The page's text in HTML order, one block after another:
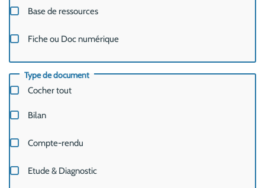
Base de ressources
Fiche ou Doc numérique
Type de document
Cocher tout
Bilan
Compte-rendu
Etude & Diagnostic